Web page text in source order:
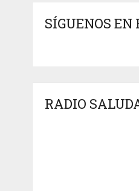
SÍGUENOS EN
RADIO